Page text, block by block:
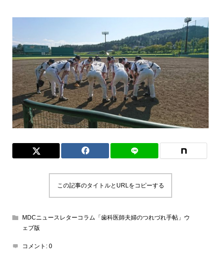
この記事のタイトルとURLをコピーする
MDCニュースレターコラム「歯科医師夫婦のつれづれ手帖」ウ
ェブ版
コメント: 0